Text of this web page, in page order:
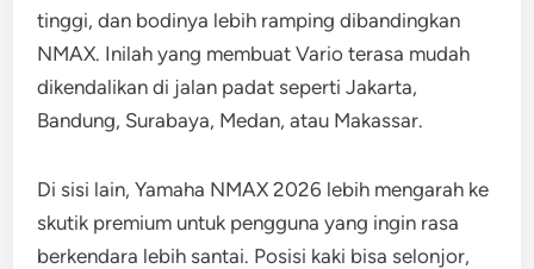
tinggi, dan bodinya lebih ramping dibandingkan
NMAX. Inilah yang membuat Vario terasa mudah
dikendalikan di jalan padat seperti Jakarta,
Bandung, Surabaya, Medan, atau Makassar.
Di sisi lain, Yamaha NMAX 2026 lebih mengarah ke
skutik premium untuk pengguna yang ingin rasa
berkendara lebih santai. Posisi kaki bisa selonjor,